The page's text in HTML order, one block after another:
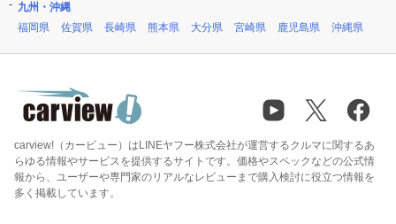
九州・沖縄
福岡県
佐賀県 長崎県 熊本県 大分県 宮崎県 鹿児島県 沖縄県
carview!（カービュー）はLINEヤフー株式会社が運営するクルマに関するあ
らゆる情報やサービスを提供するサイトです。価格やスペックなどの公式情
報から、ユーザーや専門家のリアルなレビューまで購入検討に役立つ情報を
多く掲載しています。